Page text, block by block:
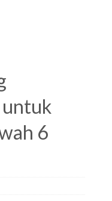
untuk
6